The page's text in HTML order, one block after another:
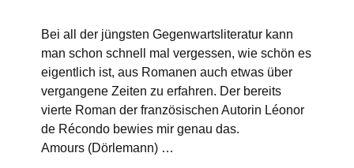
Bei all der jüngsten Gegenwartsliteratur kann
man schon schnell mal vergessen, wie schön es
eigentlich ist, aus Romanen auch etwas über
vergangene Zeiten zu erfahren. Der bereits
vierte Roman der französischen Autorin Léonor
de Récondo bewies mir genau das.
Amours (Dörlemann) …